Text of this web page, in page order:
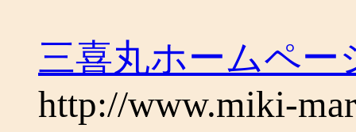
三喜丸ホームペ
http://www.miki-